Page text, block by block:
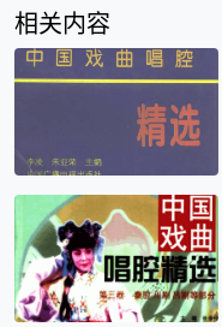
相关内容